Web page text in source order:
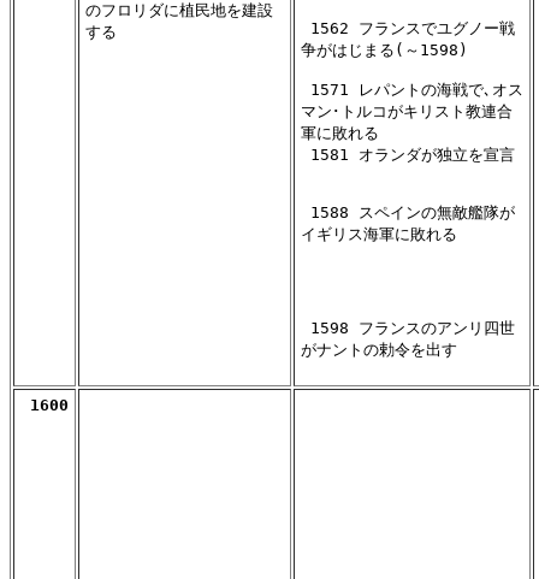
のフロリダに植民地を建設
する
1562 フランスでユグノー戦
争がはじまる(～1598)
1571 レパントの海戦で､オス
マン･トルコがキリスト教連合
軍に敗れる
1581 オランダが独立を宣言
1588 スペインの無敵艦隊が
イギリス海軍に敗れる
1598 フランスのアンリ四世
がナントの勅令を出す